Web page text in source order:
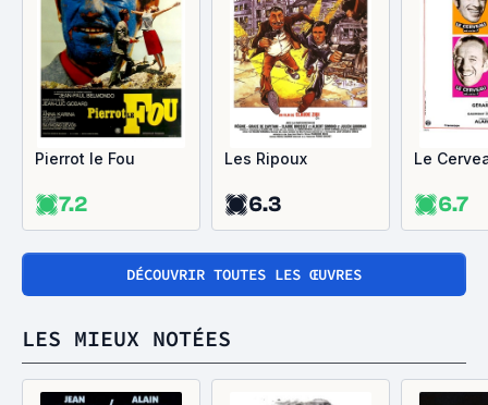
Pierrot le Fou
7.2
Les Ripoux
6.3
Le
6.7
DÉCOUVRIR TOUTES LES ŒUVRES
LES MIEUX NOTÉES